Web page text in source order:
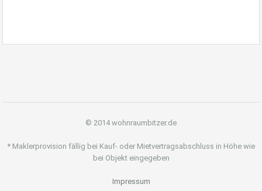
© 2014 wohnraumbitzer.de
* Maklerprovision fällig bei Kauf- oder Mietvertragsabschluss in Höhe wie
bei Objekt eingegeben
Impressum